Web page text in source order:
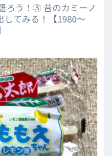
ろう！③ 昔のカミーノ
してみる！【1980～